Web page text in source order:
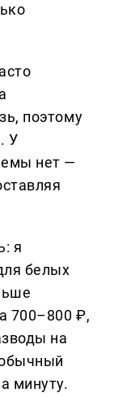
поэтому
У
нет —
я
белых
700–800 ₽,
на
минуту.